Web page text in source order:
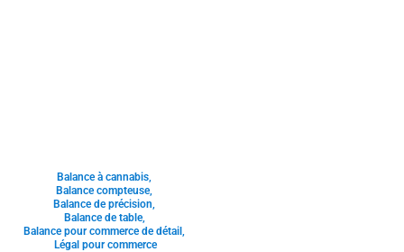
Balance à cannabis,
Balance compteuse,
Balance de précision,
Balance de table,
Balance pour commerce de détail ,
Légal pour commerce